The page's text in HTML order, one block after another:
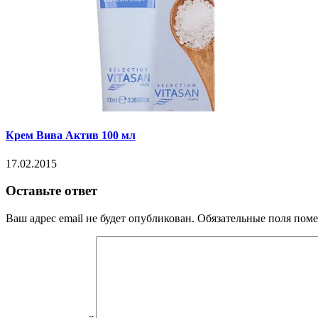
Крем Вива Актив 100 мл
17.02.2015
Оставьте ответ
Ваш адрес email не будет опубликован. Обязательные поля